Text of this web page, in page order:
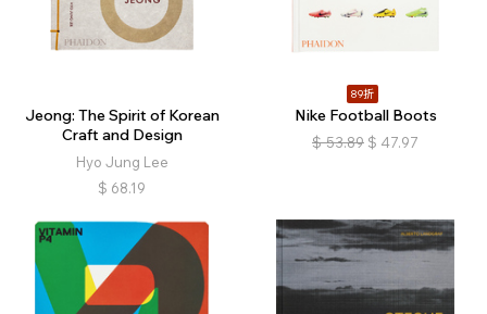
Jeong: The Spirit of Korean
Craft and Design
Hyo Jung Lee
$ 68.19
89折
Nike Football Boots
$ 53.89 $ 47.97